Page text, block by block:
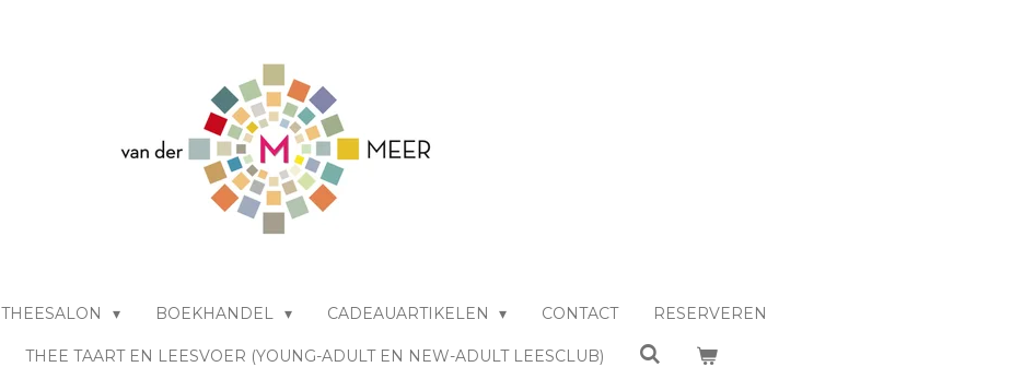
THEESALON BOEKHANDEL CADEAUARTIKELEN CONTACT RESERVEREN
THEE TAART EN LEESVOER (YOUNG-ADULT EN NEW-ADULT LEESCLUB)